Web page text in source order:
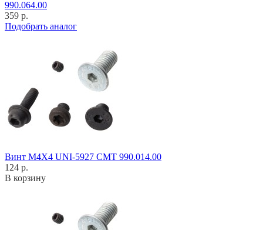
990.064.00
359 р.
Подобрать аналог
Винт M4X4 UNI-5927 CMT 990.014.00
124 р.
В корзину